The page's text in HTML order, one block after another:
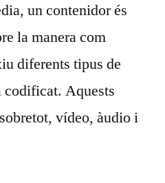
un contenidor és
la manera com
diferents tipus de
Aquests
vídeo, àudio i